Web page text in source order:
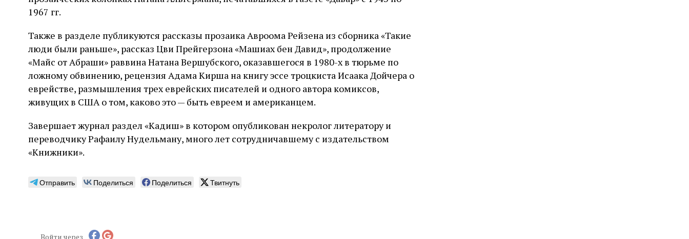
1967 гг.
Также в разделе публикуются рассказы прозаика Авроома Рейзена из сборника «Такие
люди были раньше», рассказ Цви Прейгерзона «Машиах бен Давид», продолжение
«Майс от Абраши» раввина Натана Вершубского, оказавшегося в 1980-х в тюрьме по
ложному обвинению, рецензия Адама Кирша на книгу эссе троцкиста Исаака Дойчера о
еврействе, размышления трех еврейских писателей и одного автора комиксов,
живущих в США о том, каково это — быть евреем и американцем.
Завершает журнал раздел «Кадиш» в котором опубликован некролог литератору и
переводчику Рафаилу Нудельману, много лет сотрудничавшему с издательством
«Книжники».
Отправить Поделиться Поделиться Твитнуть
Войти через